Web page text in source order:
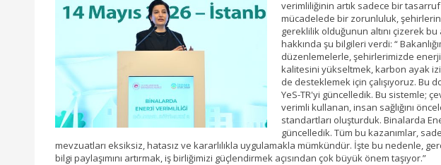
verimliliğinin artık sadece bir
mücadelede bir zorunluluk,
gereklilik olduğunun altını çizerek bu
hakkında şu bilgileri verdi: “
düzenlemelerle, şehirlerimizde
kalitesini yükseltmek, karbon ayak
de desteklemek için çalışıyoruz. Bu
YeS-TR'yi güncelledik. Bu sistemle;
verimli kullanan, insan sağlığını
standartları oluşturduk. Binalarda
güncelledik. Tüm bu kazanımlar,
mevzuatları eksiksiz, hatasız ve kararlılıkla uygulamakla mümkündür. İşte bu nedenle,
bilgi paylaşımını artırmak, iş birliğimizi güçlendirmek açısından çok büyük önem taşıyor.”